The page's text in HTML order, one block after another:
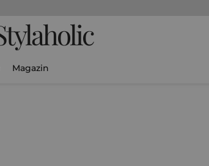
Magazin